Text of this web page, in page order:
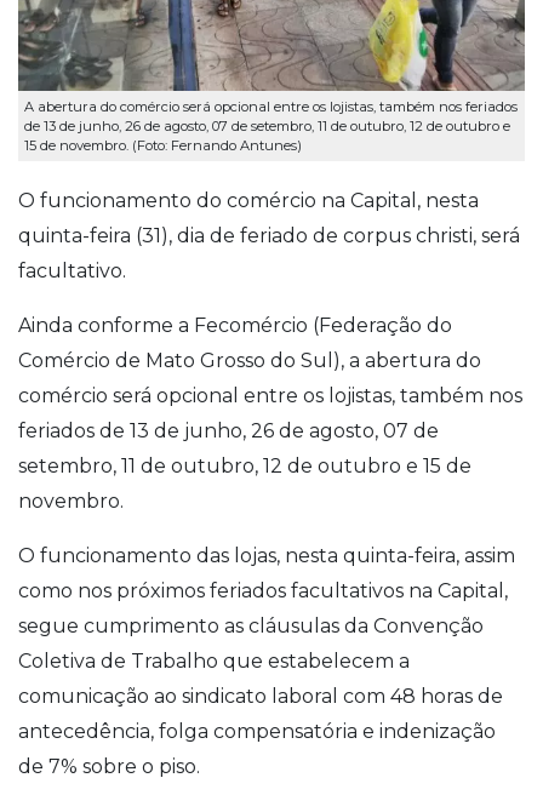
A abertura do comércio será opcional entre os lojistas, também nos feriados
de 13 de junho, 26 de agosto, 07 de setembro, 11 de outubro, 12 de outubro e
15 de novembro. (Foto: Fernando Antunes)
O funcionamento do comércio na Capital, nesta
quinta-feira (31), dia de feriado de corpus christi, será
facultativo.
Ainda conforme a Fecomércio (Federação do
Comércio de Mato Grosso do Sul), a abertura do
comércio será opcional entre os lojistas, também nos
feriados de 13 de junho, 26 de agosto, 07 de
setembro, 11 de outubro, 12 de outubro e 15 de
novembro.
O funcionamento das lojas, nesta quinta-feira, assim
como nos próximos feriados facultativos na Capital,
segue cumprimento as cláusulas da Convenção
Coletiva de Trabalho que estabelecem a
comunicação ao sindicato laboral com 48 horas de
antecedência, folga compensatória e indenização
de 7% sobre o piso.